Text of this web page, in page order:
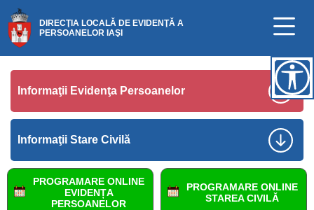
DIRECŢIA LOCALĂ DE EVIDENŢĂ A
PERSOANELOR IAŞI
Informaţii Evidenţa Persoanelor
Informaţii Stare Civilă
PROGRAMARE ONLINE
EVIDENȚA
PERSOANELOR
PROGRAMARE ONLINE
STAREA CIVILĂ